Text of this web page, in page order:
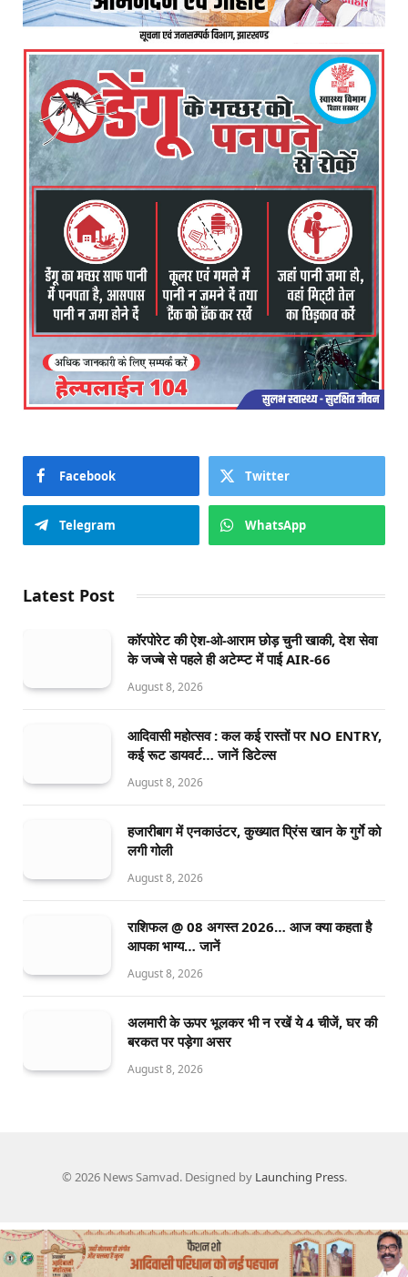
Facebook Twitter
Telegram WhatsApp
Latest Post
कॉरपोरेट की ऐश-ओ-आराम छोड़ चुनी खाकी, देश सेवा
के जज्बे से पहले ही अटेम्प्ट में पाई AIR-66
August 8, 2026
आदिवासी महोत्सव : कल कई रास्तों पर NO ENTRY,
कई रूट डायवर्ट… जानें डिटेल्स
August 8, 2026
हजारीबाग में एनकाउंटर, कुख्यात प्रिंस खान के गुर्गे को
लगी गोली
August 8, 2026
राशिफल @ 08 अगस्त 2026… आज क्या कहता है
आपका भाग्य… जानें
August 8, 2026
अलमारी के ऊपर भूलकर भी न रखें ये 4 चीजें, घर की
बरकत पर पड़ेगा असर
August 8, 2026
© 2026 News Samvad. Designed by Launching Press.